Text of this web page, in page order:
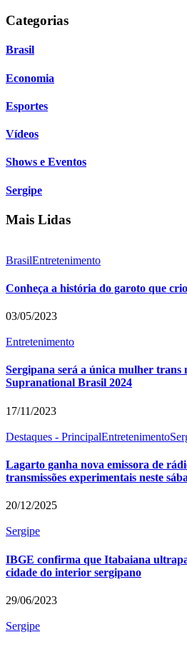
Categorias
Brasil
Economia
Esportes
Vídeos
Shows e Eventos
Sergipe
Mais Lidas
BrasilEntretenimento
Conheça a história do garoto que
03/05/2023
Entretenimento
Sergipana será a única mulher trans
Supranational Brasil 2024
17/11/2023
Destaques - PrincipalEntretenimento
Lagarto ganha nova emissora de
transmissões experimentais neste
20/12/2025
Sergipe
IBGE confirma que Itabaiana
cidade do interior sergipano
29/06/2023
Sergipe